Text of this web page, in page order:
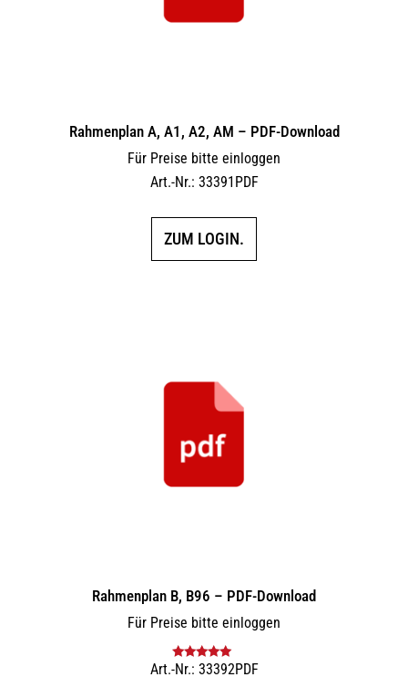
Rahmenplan A, A1, A2, AM – PDF-Download
Für Preise bitte einloggen
Art.-Nr.: 33391PDF
ZUM LOGIN.
Rahmenplan B, B96 – PDF-Download
Für Preise bitte einloggen
Bewertet mit
Art.-Nr.: 33392PDF